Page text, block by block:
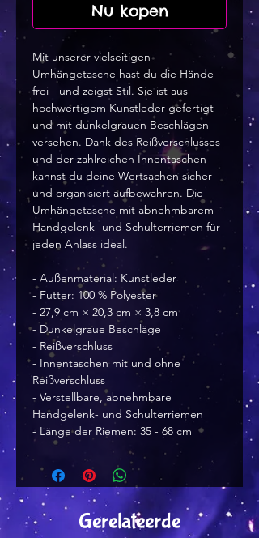
Nu kopen
Mit unserer vielseitigen
Umhängetasche hast du die Hände
frei - und zeigst Stil. Sie ist aus
hochwertigem Kunstleder gefertigt
und mit dunkelgrauen Beschlägen
versehen. Dank des Reißverschlusses
und der zahlreichen Innentaschen
kannst du deine Wertsachen sicher
und organisiert aufbewahren. Die
Umhängetasche mit abnehmbarem
Handgelenk- und Schulterriemen für
jeden Anlass ideal.
- Außenmaterial: Kunstleder
- Futter: 100 % Polyester
- 27,9 cm × 20,3 cm × 3,8 cm
- Dunkelgraue Beschläge
- Reißverschluss
- Innentaschen mit und ohne
Reißverschluss
- Verstellbare, abnehmbare
Handgelenk- und Schulterriemen
- Länge der Riemen: 35 - 68 cm
Gerelateerde